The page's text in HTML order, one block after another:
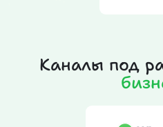
Каналы под